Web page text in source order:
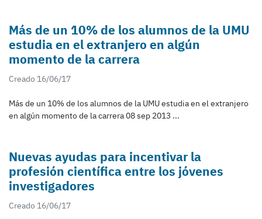
Más de un 10% de los alumnos de la UMU
estudia en el extranjero en algún
momento de la carrera
Creado 16/06/17
Más de un 10% de los alumnos de la UMU estudia en el extranjero
en algún momento de la carrera 08 sep 2013 ...
Nuevas ayudas para incentivar la
profesión científica entre los jóvenes
investigadores
Creado 16/06/17